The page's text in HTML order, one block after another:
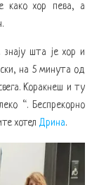
како хор пева, а
шта је хор и
на 5 минута од
Коракнеш и ту
“. Беспрекорно
хотел Дрина.